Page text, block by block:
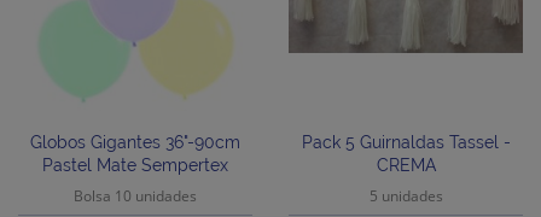
Globos Gigantes 36"-90cm
Pastel Mate Sempertex
Bolsa 10 unidades
Pack 5 Guirnaldas Tassel -
CREMA
5 unidades